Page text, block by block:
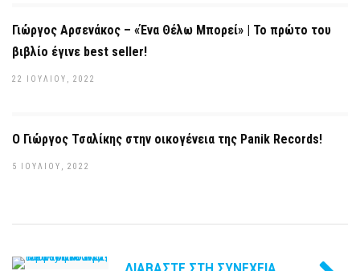
Γιώργος Αρσενάκος – «Ένα Θέλω Μπορεί» | Το πρώτο του
βιβλίο έγινε best seller!
22 ΙΟΥΛΊΟΥ, 2022
Ο Γιώργος Τσαλίκης στην οικογένεια της Panik Records!
5 ΙΟΥΛΊΟΥ, 2022